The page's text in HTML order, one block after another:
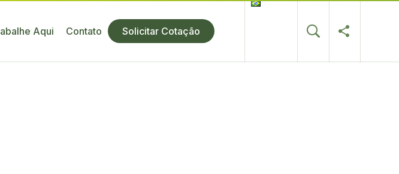
Aqui Contato Solicitar Cotação